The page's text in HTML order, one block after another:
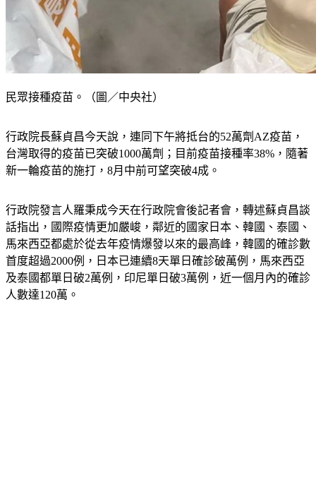
民眾接種疫苗。（圖／中央社）
行政院長蘇貞昌今天說，連同下午將抵台的52萬劑AZ疫苗，
台灣取得的疫苗已突破1000萬劑；目前疫苗接種率38%，隨著
新一輪疫苗的施打，8月中前可望突破4成。
行政院發言人羅秉成今天在行政院會後記者會，轉述蘇貞昌談
話指出，國際疫情更加嚴峻，鄰近的國家日本、韓國、泰國、
馬來西亞都處於從去年疫情爆發以來的最高峰，韓國的確診數
首度超過2000例，日本已連續8天單日確診破萬例，馬來西亞
及泰國都單日破2萬例，印尼單日破3萬例，近一個月內的確診
人數達120萬。